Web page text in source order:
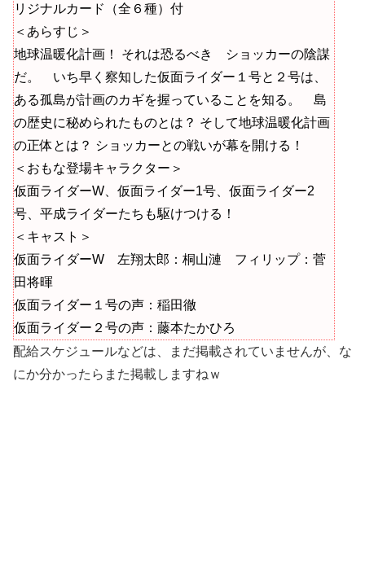
リジナルカード（全６種）付
＜あらすじ＞
地球温暖化計画！ それは恐るべき ショッカーの陰謀
だ。 いち早く察知した仮面ライダー１号と２号は、
ある孤島が計画のカギを握っていることを知る。 島
の歴史に秘められたものとは？ そして地球温暖化計画
の正体とは？ ショッカーとの戦いが幕を開ける！
＜おもな登場キャラクター＞
仮面ライダーW、仮面ライダー1号、仮面ライダー2
号、平成ライダーたちも駆けつける！
＜キャスト＞
仮面ライダーW 左翔太郎：桐山漣 フィリップ：菅
田将暉
仮面ライダー１号の声：稲田徹
仮面ライダー２号の声：藤本たかひろ
配給スケジュールなどは、まだ掲載されていませんが、な
にか分かったらまた掲載しますねｗ